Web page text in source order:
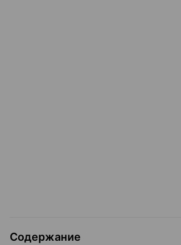
Содержание